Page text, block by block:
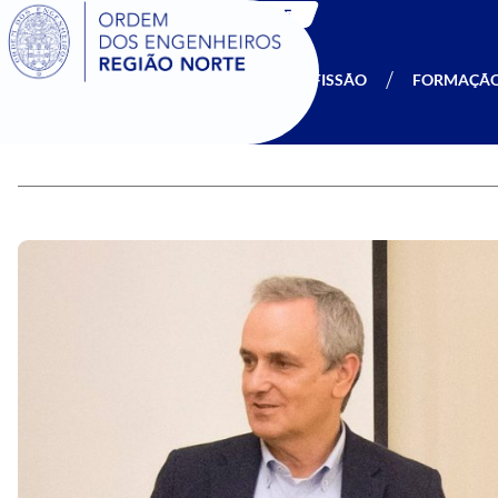
SIGOE
A OERN PROFISSÃO